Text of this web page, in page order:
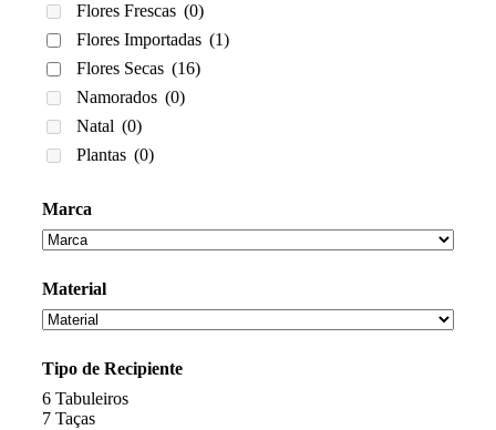
Flores Frescas (0)
Flores Importadas (1)
Flores Secas (16)
Namorados (0)
Natal (0)
Plantas (0)
Marca
Material
Tipo de Recipiente
6 Tabuleiros
7 Taças